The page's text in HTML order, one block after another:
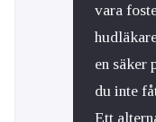
vara
en säker
du inte
Ett